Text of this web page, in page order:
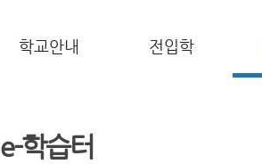
학교안내 전입학
e-학습터